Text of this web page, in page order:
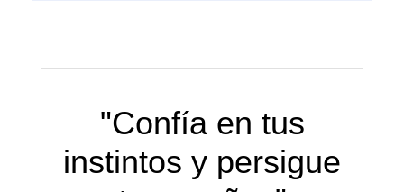
"Confía en tus
instintos y persigue